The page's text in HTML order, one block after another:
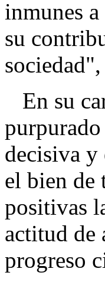
inmunes
su
En su
decisiva y
el bien de
positivas
actitud de
progreso